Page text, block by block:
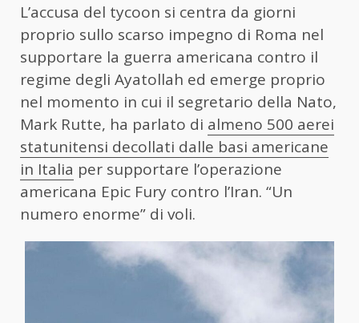
L’accusa del tycoon si centra da giorni
proprio sullo scarso impegno di Roma nel
supportare la guerra americana contro il
regime degli Ayatollah ed emerge proprio
nel momento in cui il segretario della Nato,
Mark Rutte, ha parlato di almeno 500 aerei
statunitensi decollati dalle basi americane
in Italia per supportare l’operazione
americana Epic Fury contro l’Iran. “Un
numero enorme” di voli.